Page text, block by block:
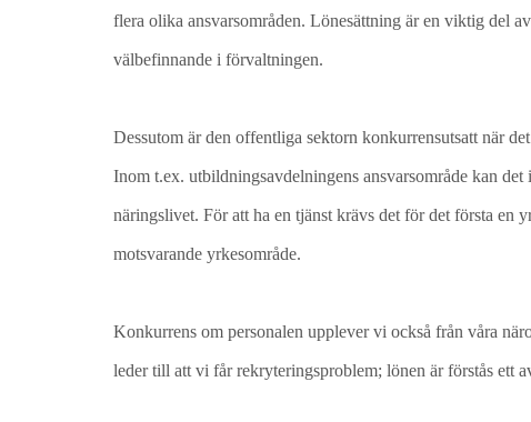
flera olika ansvarsområden. Lönesättning är en viktig del
välbefinnande i förvaltningen.
Dessutom är den offentliga sektorn konkurrensutsatt när
Inom t.ex. utbildningsavdelningens ansvarsområde kan
näringslivet. För att ha en tjänst krävs det för det första
motsvarande yrkesområde.
Konkurrens om personalen upplever vi också från våra
leder till att vi får rekryteringsproblem; lönen är förstås ett